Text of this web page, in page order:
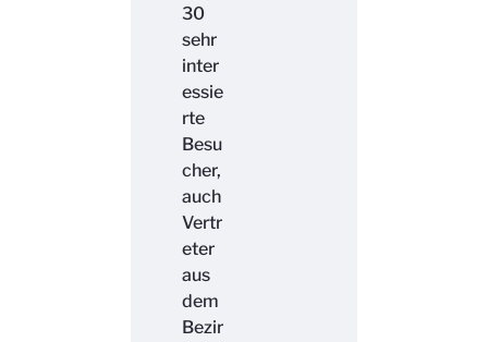
30
sehr
inter
essie
rte
Besu
cher,
auch
Vertr
eter
aus
dem
Bezir